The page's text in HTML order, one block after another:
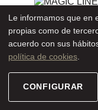
MAGIC
Décima
Line 2023
Joan de Déu
de recaudar
dirigidos a
Le informamos que en
propias como de
acuerdo con sus
política de cookies
CONFIGURAR